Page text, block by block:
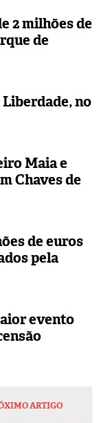
2 milhões de
de
no
Maia e
Chaves de
de euros
pela
evento
ARTIGO